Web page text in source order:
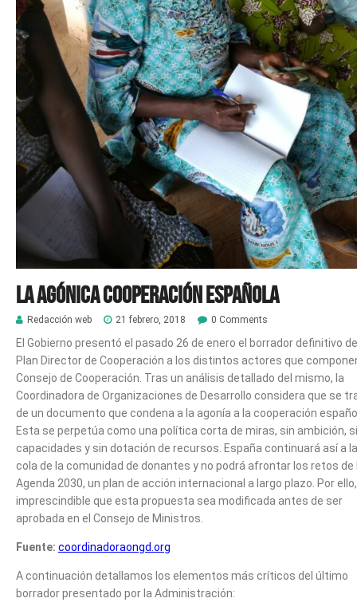
La agónica cooperación española
Redacción web 21 febrero, 2018 0 Comments
El Gobierno presentó el pasado 26 de enero el borrador definitivo
Plan Director de Cooperación a los distintos actores que
Consejo de Cooperación. Tras un análisis detallado del mismo, la
Coordinadora de Organizaciones de Desarrollo considera que se
de un documento que condena a la agonía a la cooperación
Esta se perpetúa como una política corta de miras, sin ambición,
capacidades y sin dotación de recursos. España continuará así a la
cola de la comunidad de donantes y no podrá afrontar los retos de
Agenda 2030, un plan de acción internacional a largo plazo. Por
imprescindible que esta propuesta sea modificada antes de ser
aprobada en el Consejo de Ministros.
Fuente: coordinadoraongd.org
A continuación detallamos los elementos más críticos del último
borrador presentado por la Administración: